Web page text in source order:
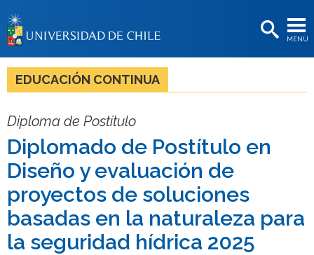
MENÚ
BIBLIOTECAS
LA UNIVERSIDAD
Estudiantes
Académicas/os
Funcionarias/os
Egresadas/os
EDUCACIÓN CONTINUA
Diploma de Postítulo
Diplomado de Postítulo en
Diseño y evaluación de
proyectos de soluciones
basadas en la naturaleza para
la seguridad hídrica 2025